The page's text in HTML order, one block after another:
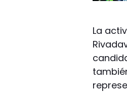
La